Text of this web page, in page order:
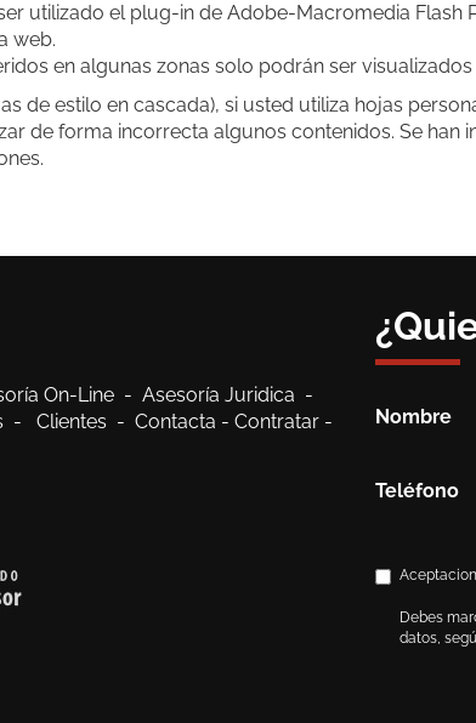
utilizado el plug-in de Adobe-Macromedia Flash
web.
en algunas zonas solo podrán ser
de estilo en cascada), si usted utiliza hojas
de forma incorrecta algunos contenidos. Se
On-Line - Asesoría Juridica -
- Clientes - Contacta - Contratar -
Nombre
Teléfono
Debes
datos,